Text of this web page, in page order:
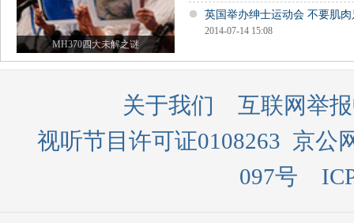
MH370四大未解之谜
英国举办绅士运动会 不要肌
2014-07-14 15:08
关于我们
互联网举
视听节目许可证0108263 京公
097号